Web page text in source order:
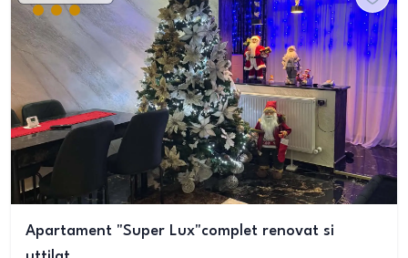
Apartament "Super Lux"complet renovat si